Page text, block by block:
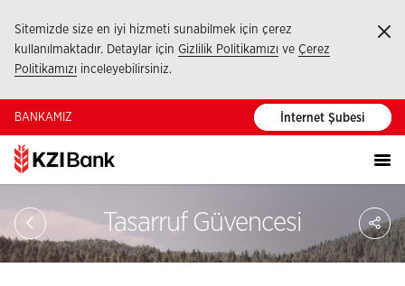
Sitemizde size en iyi hizmeti sunabilmek için çerez
kullanılmaktadır. Detaylar için Gizlilik Politikamızı ve Çerez
Politikamızı inceleyebilirsiniz.
BANKAMIZ İnternet Şubesi
Tasarruf Güvencesi